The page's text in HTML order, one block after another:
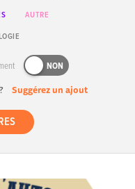
AUTRE
NON
Suggérez un ajout